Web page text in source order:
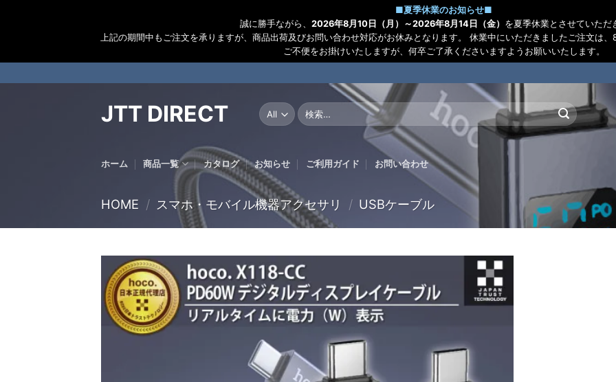
■夏季休業のお知らせ■
誠に勝手ながら、 2026年8月10日（月）～2026年8月14日（金） を夏季休業とさせていただ
上記の期間中もご注文を承りますが、商品出荷及びお問い合わせ対応がお休みとなります。 休業中にいただきましたご注文は
ご不便をお掛けいたしますが、何卒ご了承くださいますようお願いいたします。
to
JTT DIRECT
検
索
ホーム
商品一覧 カタログ お知らせ ご利用ガイド お問い合わせ
HOME / スマホ・モバイル機器アクセサリ / USBケーブル